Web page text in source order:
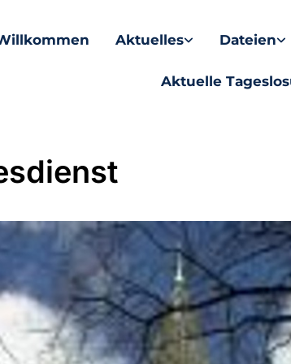
Aktuelles Dateien
Aktuelle